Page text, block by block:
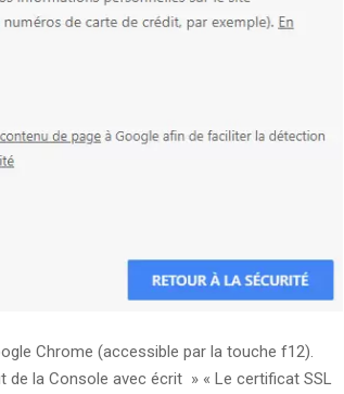
Chrome (accessible par la touche f12).
la Console avec écrit » « Le certificat SSL